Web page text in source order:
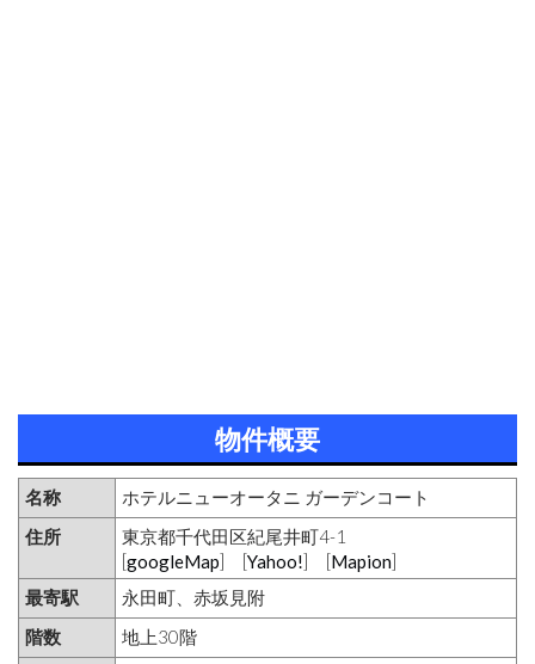
物件概要
名称
ホテルニューオータニ ガーデンコート
住所
東京都千代田区紀尾井町4-1
[googleMap] [Yahoo!] [Mapion]
最寄駅
永田町、赤坂見附
階数
地上30階